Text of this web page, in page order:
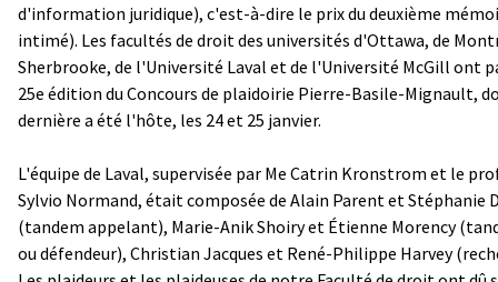
d'information juridique), c'est-à-dire le prix du deuxième
intimé). Les facultés de droit des universités d'Ottawa, de
Sherbrooke, de l'Université Laval et de l'Université McGill ont
25e édition du Concours de plaidoirie Pierre-Basile-Mignault,
dernière a été l'hôte, les 24 et 25 janvier.
L'équipe de Laval, supervisée par Me Catrin Kronstrom et le
Sylvio Normand, était composée de Alain Parent et Stéphanie
(tandem appelant), Marie-Anik Shoiry et Étienne Morency
ou défendeur), Christian Jacques et René-Philippe Harvey